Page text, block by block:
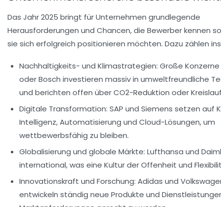
Das Jahr 2025 bringt für Unternehmen grundlegende
Herausforderungen und Chancen, die Bewerber kennen
sie sich erfolgreich positionieren möchten. Dazu zählen
Nachhaltigkeits- und Klimastrategien: Große
oder Bosch investieren massiv in umweltfreundliche
und berichten offen über CO2-Reduktion oder
Digitale Transformation: SAP und Siemens setzen auf
Intelligenz, Automatisierung und Cloud-Lösungen, um
wettbewerbsfähig zu bleiben.
Globalisierung und globale Märkte: Lufthansa und
international, was eine Kultur der Offenheit und
Innovationskraft und Forschung: Adidas und
entwickeln ständig neue Produkte und